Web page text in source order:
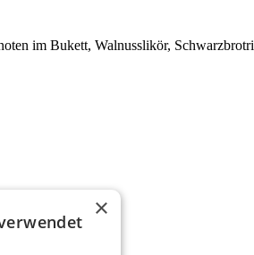
im Bukett, Walnusslikör,
×